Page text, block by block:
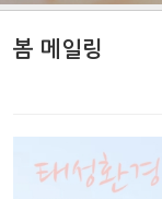
봄 메일링